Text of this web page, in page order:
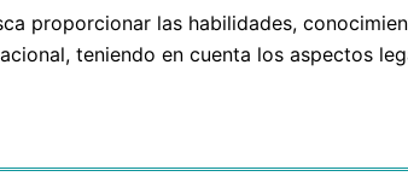
proporcionar las habilidades,
teniendo en cuenta los aspectos